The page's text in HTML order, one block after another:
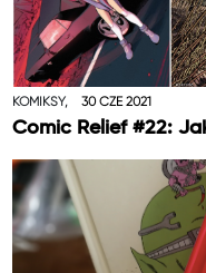
KOMIKSY, 30 CZE 2021
Comic Relief #22: